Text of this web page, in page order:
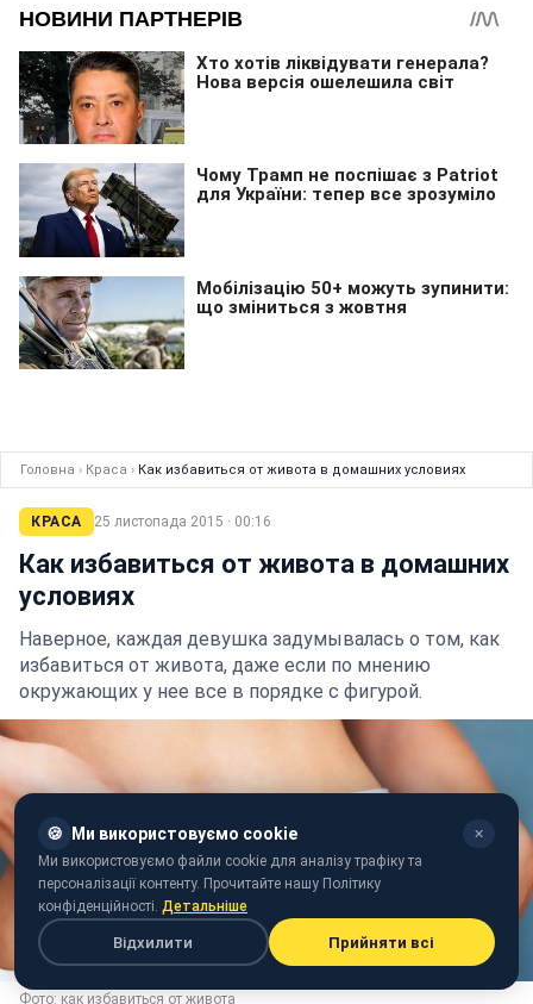
Головна › Краса › Как избавиться от живота в домашних условиях
КРАСА 25 листопада 2015 · 00:16
Как избавиться от живота в домашних
условиях
Наверное, каждая девушка задумывалась о том, как
избавиться от живота, даже если по мнению
окружающих у нее все в порядке с фигурой.
Фото: как избавиться от живота
🍪 Ми використовуємо cookie ✕
Ми використовуємо файли cookie для аналізу трафіку та
персоналізації контенту. Прочитайте нашу Політику
конфіденційності. Детальніше
Відхилити Прийняти всі